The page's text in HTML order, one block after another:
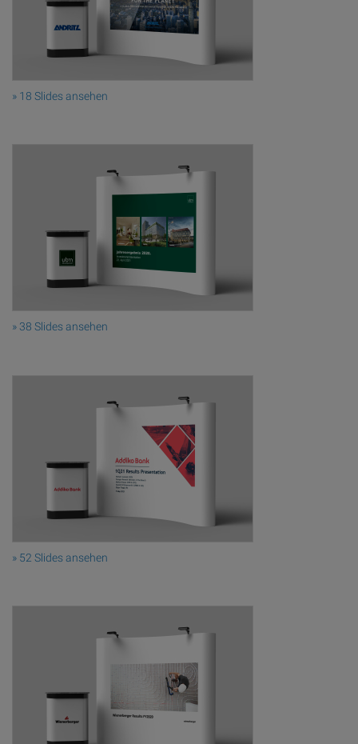
» 18 Slides ansehen
» 38 Slides ansehen
» 52 Slides ansehen